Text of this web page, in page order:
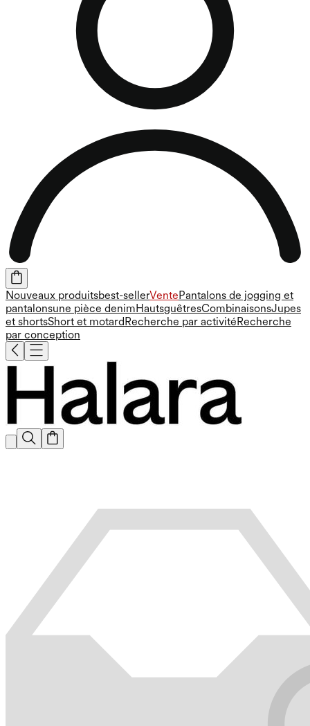
Nouveaux produitsbest-sellerVente Pantalons de jogging et
pantalonsune pièce denim HautsguêtresCombinaisonsJupes
et shortsShort et motard Recherche par activité Recherche
par conception